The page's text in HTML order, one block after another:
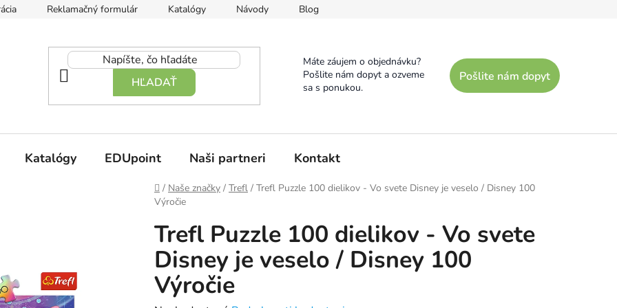
Reklamačný formulár Katalógy Návody Blog
HĽADAŤ
Máte záujem o objednávku?
Pošlite nám dopyt a ozveme
sa s ponukou.
Pošlite nám dopyt
Katalógy EDUpoint Naši partneri Kontakt
Domov
/ Naše značky / Trefl / Trefl Puzzle 100 dielikov - Vo svete Disney je veselo / Disney 100
Výročie
Trefl Puzzle 100 dielikov - Vo svete
Disney je veselo / Disney 100
Výročie